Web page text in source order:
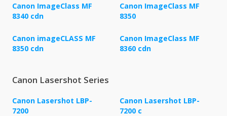
Canon ImageClass MF
8340 cdn
Canon ImageClass MF
8350
Canon imageCLASS MF
8350 cdn
Canon ImageClass MF
8360 cdn
Canon Lasershot Series
Canon Lasershot LBP-
7200
Canon Lasershot LBP-
7200 c